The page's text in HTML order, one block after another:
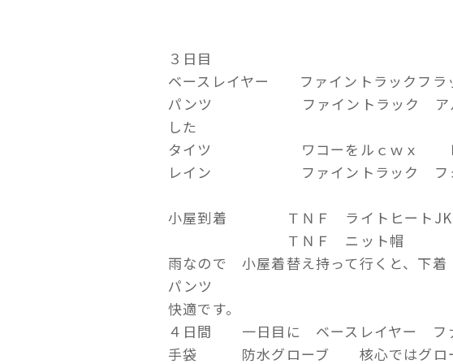
３日目
ベースレイヤー ファイントラックフラ
パンツ ファイントラック アルパ
した
タイツ ワコーをルｃｗｘ レボ
レイン ファイントラック フォ
小屋到着 ＴＮＦ ライトヒートJK
ＴＮＦ ニット帽
雨なので 小屋着替え持って行くと、下
パンツ
快適です。
４日間 一日目に ベースレイヤー フ
手袋 防水グローブ 核心ではグロー